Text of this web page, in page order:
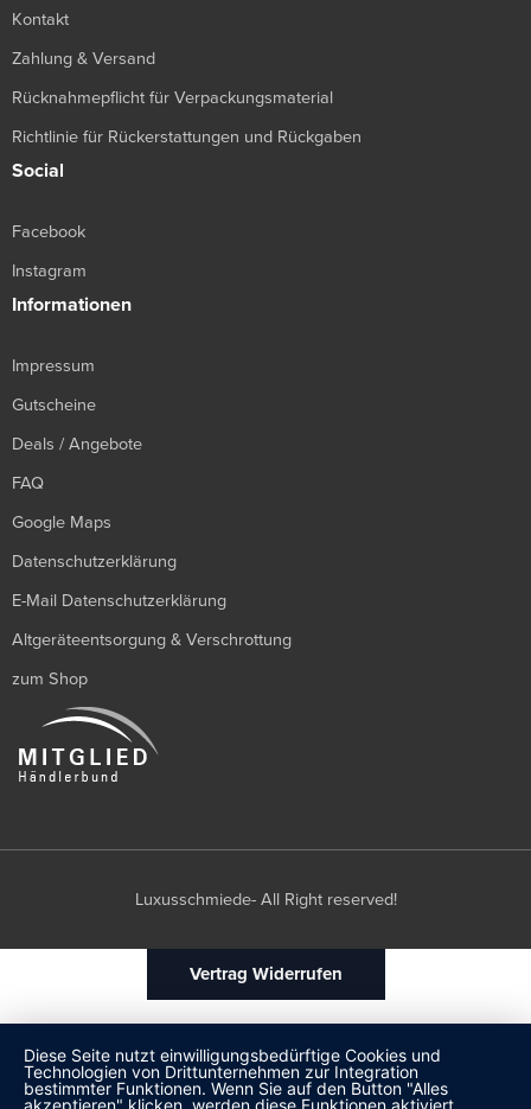
Kontakt
Zahlung & Versand
Rücknahmepflicht für Verpackungsmaterial
Richtlinie für Rückerstattungen und Rückgaben
Social
Facebook
Instagram
Informationen
Impressum
Gutscheine
Deals / Angebote
FAQ
Google Maps
Datenschutzerklärung
E-Mail Datenschutzerklärung
Altgeräteentsorgung & Verschrottung
zum Shop
Luxusschmiede- All Right reserved!
Vertrag Widerrufen
Diese Seite nutzt einwilligungsbedürftige Cookies und
Technologien von Drittunternehmen zur Integration
bestimmter Funktionen. Wenn Sie auf den Button "Alles
akzeptieren" klicken, werden diese Funktionen aktiviert